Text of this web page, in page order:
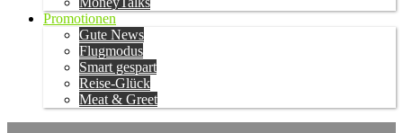
Promotionen
Gute News
Flugmodus
Smart gespart
Reise-Glück
Meat & Greet